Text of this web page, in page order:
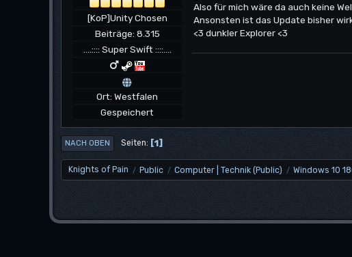
[KoP]Unity Chosen
Beiträge: 8.315
....:::: Super Swift ::::....
Ort: Westfalen
Gespeichert
Also für mich wäre da auch keine
Ansonsten ist das Update bisher
<3 dunkler Explorer <3
NACH OBEN Seiten 1
Knights of Pain / Public / Computer | Technik (Public) / Windows 10